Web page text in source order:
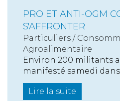
PRO ET ANTI-OGM
S'AFFRONTER
Particuliers /
Agroalimentaire
Environ 200 militants
manifesté samedi
Lire la suite